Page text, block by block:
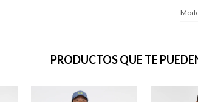
PRODUCTOS QUE TE